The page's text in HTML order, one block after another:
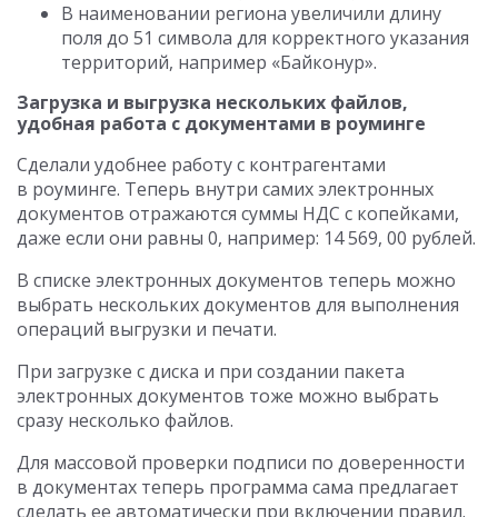
В наименовании региона увеличили длину
поля до 51 символа для корректного указания
территорий, например «Байконур».
Загрузка и выгрузка нескольких файлов,
удобная работа с документами в роуминге
Сделали удобнее работу с контрагентами
в роуминге. Теперь внутри самих электронных
документов отражаются суммы НДС с копейками,
даже если они равны 0, например: 14 569, 00 рублей.
В списке электронных документов теперь можно
выбрать нескольких документов для выполнения
операций выгрузки и печати.
При загрузке с диска и при создании пакета
электронных документов тоже можно выбрать
сразу несколько файлов.
Для массовой проверки подписи по доверенности
в документах теперь программа сама предлагает
сделать ее автоматически при включении правил.